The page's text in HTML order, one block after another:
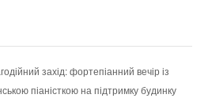
захід: фортепіанний вечір із
піаністкою на підтримку будинку